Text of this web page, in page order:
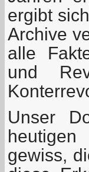
ergibt
Archive
alle
und
Unser
gewiss,